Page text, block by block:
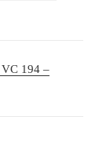
194 –